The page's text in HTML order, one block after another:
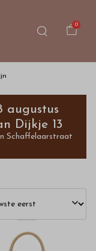
0
augustus
Dijkje 13
Schaffelaarstraat